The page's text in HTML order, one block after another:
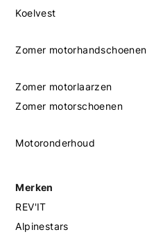
Koelvest
Zomer motorhandschoenen
Zomer motorlaarzen
Zomer motorschoenen
Motoronderhoud
Merken
REV'IT
Alpinestars